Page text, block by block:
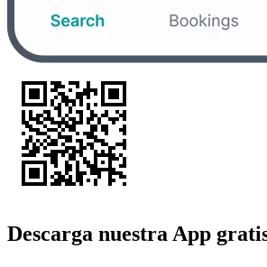
Descarga nuestra App